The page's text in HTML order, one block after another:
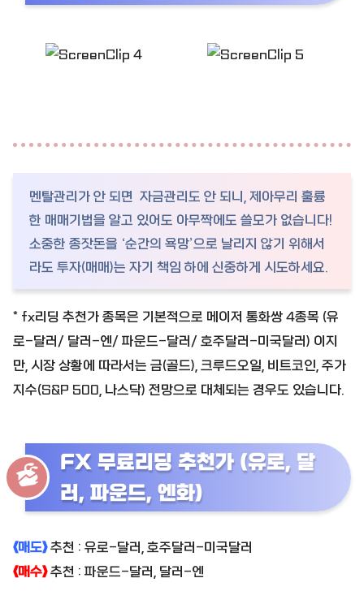
멘탈관리가 안 되면 자금관리도 안 되니, 제아무리 훌륭
한 매매기법을 알고 있어도 아무짝에도 쓸모가 없습니다!
소중한 종잣돈을 ‘순간의 욕망’으로 날리지 않기 위해서
라도 투자(매매)는 자기 책임 하에 신중하게 시도하세요.
* fx리딩 추천가 종목은 기본적으로 메이저 통화쌍 4종목 (유
로-달러/ 달러-엔/ 파운드-달러/ 호주달러-미국달러) 이지
만, 시장 상황에 따라서는 금(골드), 크루드오일, 비트코인, 주가
지수(S&P 500, 나스닥) 전망으로 대체되는 경우도 있습니다.
FX 무료리딩 추천가 (유로, 달
러, 파운드, 엔화)
《매도》추천 : 유로-달러, 호주달러-미국달러
《매수》추천 : 파운드-달러, 달러-엔